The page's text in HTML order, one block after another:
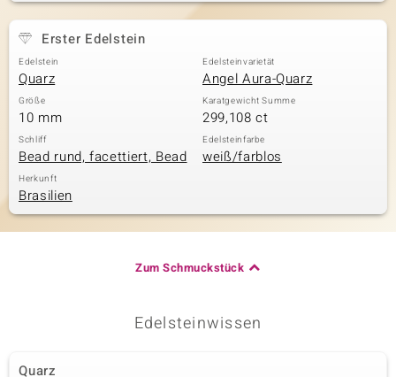
Erster Edelstein
Edelstein
Quarz
Edelsteinvarietät
Angel Aura-Quarz
Größe
10 mm
Karatgewicht Summe
299,108 ct
Schliff
Bead rund, facettiert, Bead
Edelsteinfarbe
weiß/farblos
Herkunft
Brasilien
Zum Schmuckstück
Edelsteinwissen
Quarz